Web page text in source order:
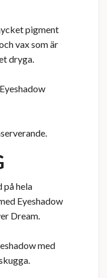
pigment
vax som är
dryga.
på hela
Eyeshadow
Dream.
med